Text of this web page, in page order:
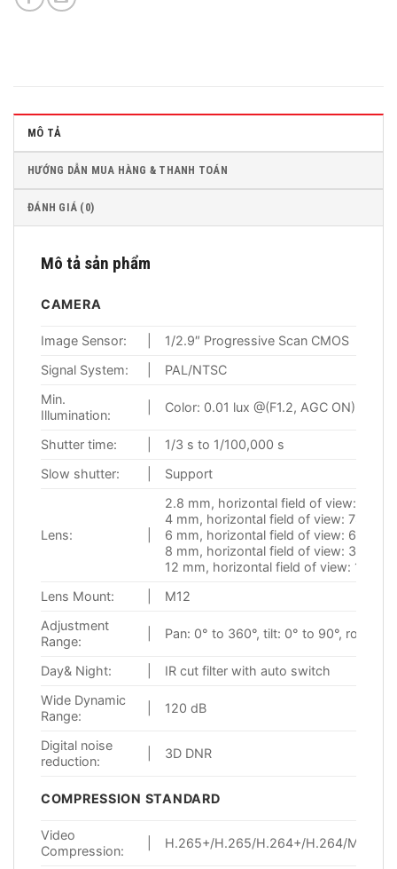
MÔ TẢ
HƯỚNG DẪN MUA HÀNG & THANH TOÁN
ĐÁNH GIÁ (0)
Mô tả sản phẩm
CAMERA
Image Sensor:
1/2.9″ Progressive Scan CMOS
Signal System:
PAL/NTSC
Min.
Illumination:
Color: 0.01 lux @(F1.2, AGC ON), 0 lux
Shutter time:
1/3 s to 1/100,000 s
Slow shutter:
Support
Lens:
2.8 mm, horizontal field of view: 97°
4 mm, horizontal field of view: 78°
6 mm, horizontal field of view: 60°
8 mm, horizontal field of view: 39.5°
12 mm, horizontal field of view: 19°
Lens Mount:
M12
Adjustment
Range:
Pan: 0° to 360°, tilt: 0° to 90°, rotate:
Day& Night:
IR cut filter with auto switch
Wide Dynamic
Range:
120 dB
Digital noise
reduction:
3D DNR
COMPRESSION STANDARD
Video
Compression:
H.265+/H.265/H.264+/H.264/MJPEG